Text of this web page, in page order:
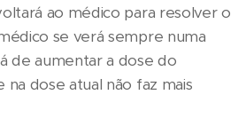
ao médico para resolver o
se verá sempre numa
de aumentar a dose do
na dose atual não faz mais